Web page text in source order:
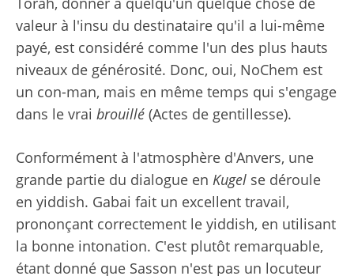
valeur à l'insu du destinataire qu'il a lui-même
payé, est considéré comme l'un des plus hauts
niveaux de générosité. Donc, oui, NoChem est
un con-man, mais en même temps qui s'engage
dans le vrai brouillé (Actes de gentillesse).
Conformément à l'atmosphère d'Anvers, une
grande partie du dialogue en Kugel se déroule
en yiddish. Gabai fait un excellent travail,
prononçant correctement le yiddish, en utilisant
la bonne intonation. C'est plutôt remarquable,
étant donné que Sasson n'est pas un locuteur